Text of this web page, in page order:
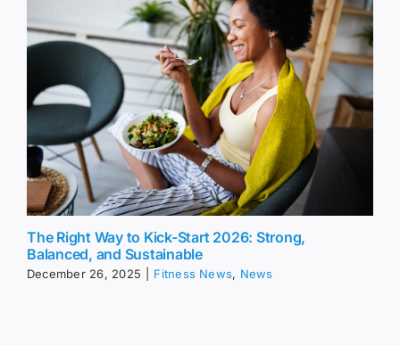
The Right Way to Kick-Start 2026: Strong,
Balanced, and Sustainable
December 26, 2025 Fitness News, News